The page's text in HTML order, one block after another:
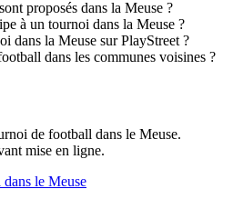
proposés dans la Meuse ?
à un tournoi dans la Meuse ?
dans la Meuse sur PlayStreet ?
dans les communes voisines ?
de football dans le Meuse.
mise en ligne.
le Meuse